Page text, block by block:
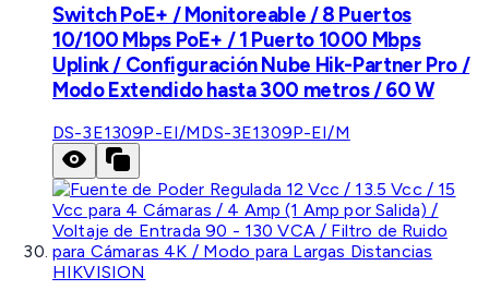
Switch PoE+ / Monitoreable / 8 Puertos
10/100 Mbps PoE+ / 1 Puerto 1000 Mbps
Uplink / Configuración Nube Hik-Partner Pro /
Modo Extendido hasta 300 metros / 60 W
DS-3E1309P-EI/MDS-3E1309P-EI/M
HIKVISION